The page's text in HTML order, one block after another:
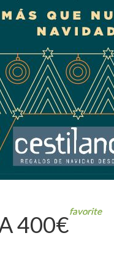
400€favorite
favorite
favorite
favorite
favorite
favorite
favorite